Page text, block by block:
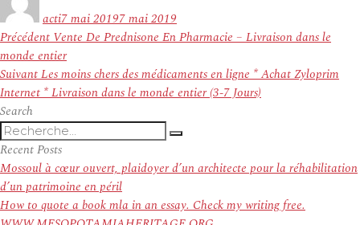
actile
7 mai 20197 mai 2019
Navigation
de
l’article
Précédent Article
précédent :
Vente De Prednisone En Pharmacie – Livraison dans le
monde entier
SuivantArticle
suivant :
Les moins chers des médicaments en ligne * Achat Zyloprim
Internet * Livraison dans le monde entier (3-7 Jours)
Search
Recherche
pour
:
Recherche
Recent Posts
Mossoul à cœur ouvert, plaidoyer d’un architecte pour la réhabilitation
d’un patrimoine en péril
How to quote a book mla in an essay. Check my writing free.